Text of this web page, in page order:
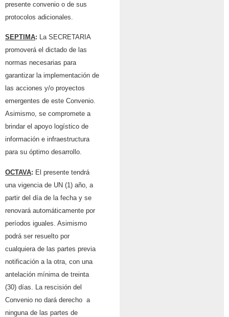
presente convenio o de sus
protocolos adicionales.
SEPTIMA: La SECRETARIA
promoverá el dictado de las
normas necesarias para
garantizar la implementación de
las acciones y/o proyectos
emergentes de este Convenio.
Asimismo, se compromete a
brindar el apoyo logístico de
información e infraestructura
para su óptimo desarrollo.
OCTAVA: El presente tendrá
una vigencia de UN (1) año, a
partir del día de la fecha y se
renovará automáticamente por
períodos iguales. Asimismo
podrá ser resuelto por
cualquiera de las partes previa
notificación a la otra, con una
antelación mínima de treinta
(30) días. La rescisión del
Convenio no dará derecho a
ninguna de las partes de